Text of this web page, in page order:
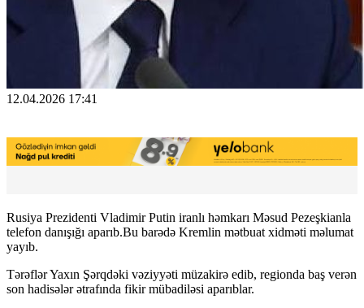
12.04.2026 17:41
Rusiya Prezidenti Vladimir Putin iranlı həmkarı Məsud Pezeşkianla
telefon danışığı aparıb.Bu barədə Kremlin mətbuat xidməti məlumat
yayıb.
Tərəflər Yaxın Şərqdəki vəziyyəti müzakirə edib, regionda baş verən
son hadisələr ətrafında fikir mübadiləsi aparıblar.